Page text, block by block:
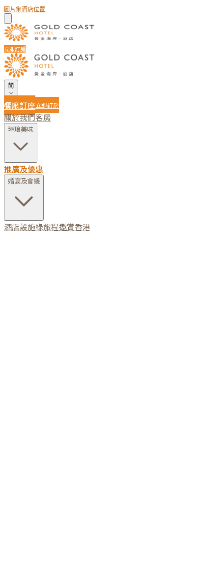
圖片集酒店位置
立即訂房
简
餐廳訂座立即訂房
關於我們客房
琳琅美味
推廣及優惠
婚宴及會議
酒店設施綠旅程遨賞香港